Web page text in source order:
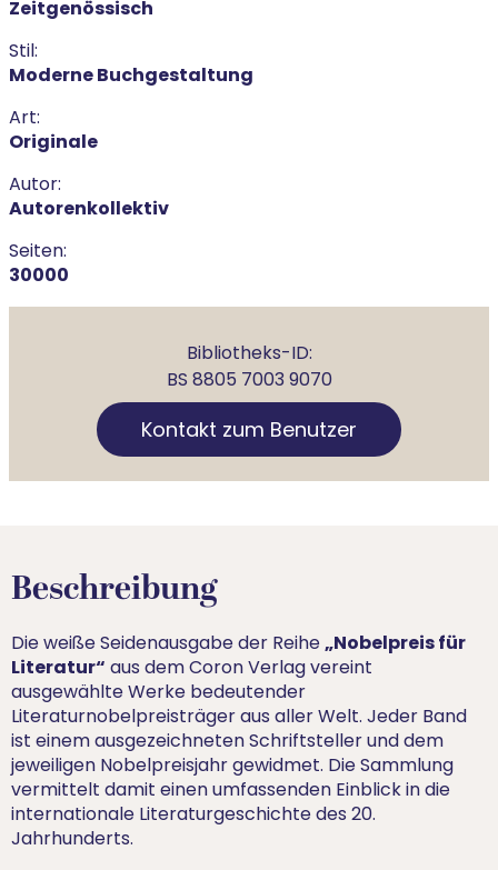
Zeitgenössisch
Stil:
Moderne Buchgestaltung
Art:
Originale
Autor:
Autorenkollektiv
Seiten:
30000
Bibliotheks-ID:
BS 8805 7003 9070
Kontakt zum Benutzer
Beschreibung
Die weiße Seidenausgabe der Reihe„Nobelpreis für
Literatur“aus dem Coron Verlag vereint
ausgewählte Werke bedeutender
Literaturnobelpreisträger aus aller Welt. Jeder Band
ist einem ausgezeichneten Schriftsteller und dem
jeweiligen Nobelpreisjahr gewidmet. Die Sammlung
vermittelt damit einen umfassenden Einblick in die
internationale Literaturgeschichte des 20.
Jahrhunderts.